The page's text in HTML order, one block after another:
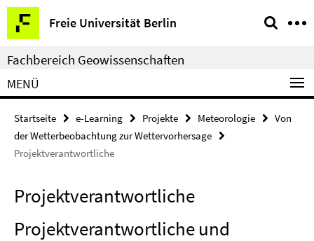
Springe
direkt
zu
Inhalt
Freie Universität Berlin
Service-
Navigation
Fachbereich Geowissenschaften
MENÜ
Startseite e-Learning Projekte Meteorologie
Von
der Wetterbeobachtung zur Wettervorhersage
Projektverantwortliche
Projektverantwortliche
Projektverantwortliche und